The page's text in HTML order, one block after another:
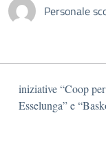
Personale
iniziative “Coop
Esselunga” e